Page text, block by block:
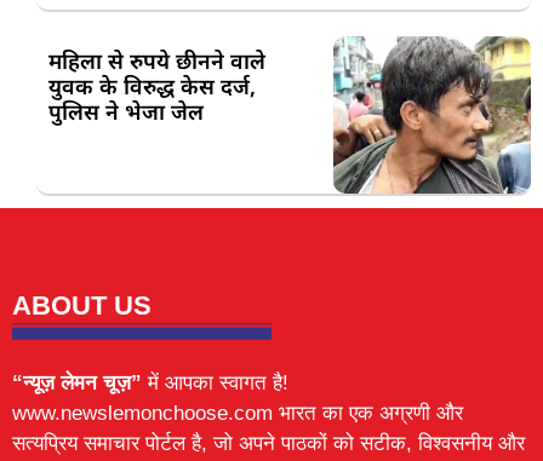
महिला से रुपये छीनने वाले
युवक के विरुद्ध केस दर्ज,
पुलिस ने भेजा जेल
ABOUT US
“न्यूज़ लेमन चूज़” में आपका स्वागत है!
www.newslemonchoose.com भारत का एक अग्रणी और
सत्यप्रिय समाचार पोर्टल है, जो अपने पाठकों को सटीक, विश्वसनीय और